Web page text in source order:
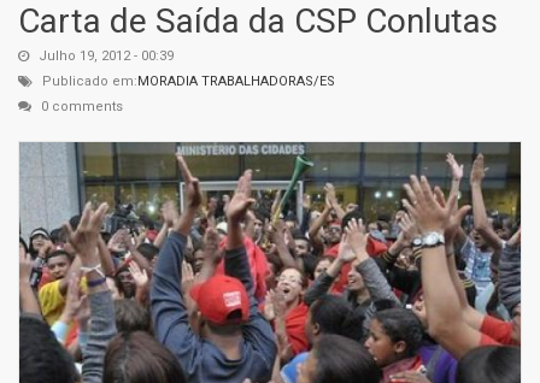
Carta de Saída da CSP Conlutas
Julho 19, 2012 - 00:39
Publicado em:MORADIA TRABALHADORAS/ES
0 comments